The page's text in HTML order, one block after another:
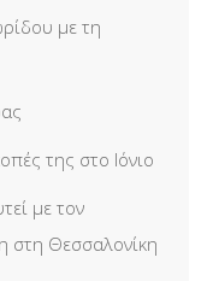
με τη
της στο Ιόνιο
με τον
στη Θεσσαλονίκη